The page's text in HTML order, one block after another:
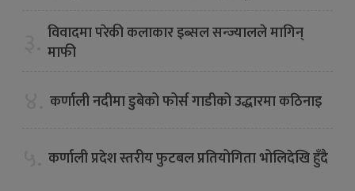
विवादमा परेकी कलाकार इब्सल सन्ज्यालले मागिन्
माफी
कर्णाली नदीमा डुबेको फोर्स गाडीको उद्धारमा कठिनाइ
कर्णाली प्रदेश स्तरीय फुटबल प्रतियोगिता भोलिदेखि हुँदै